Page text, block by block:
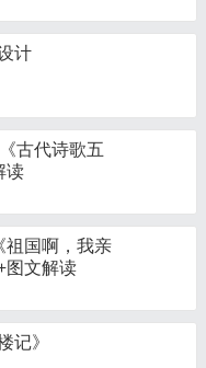
计
古代诗歌五
读
祖国啊，我亲
图文解读
记》